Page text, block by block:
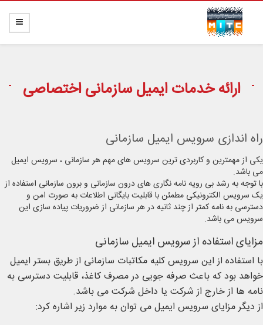
ارائه خدمات ایمیل سازمانی اختصاصی
راه اندازی سرویس ایمیل سازمانی
یکی از مهمترین و کاربردی ترین سرویس های مهم هر سازمانی ، سرویس ایمیل
می باشد.
با توجه به رشد بی رویه نامه نگاری های درون سازمانی و برون سازمانی استفاده از
یک سرویس الکترونیکی مطمئن با قابلیت بایگانی اطلاعات به صورت امن و
دسترسی به نامه کمتر از چند ثانیه در هر سازمانی از ضروریات پیاده سازی این
سرویس می باشد.
مزایای استفاده از سرویس ایمیل سازمانی
با استفاده از این سرویس کلیه مکاتبات سازمانی از طریق بستر ایمیل
خواهد بود که باعث صرفه جویی در مصرف کاغذ، قابلیت دسترسی به
نامه ها از خارج از شرکت یا داخل شرکت می باشد.
از دیگر مزایای سرویس ایمیل می توان به موارد زیر اشاره کرد: